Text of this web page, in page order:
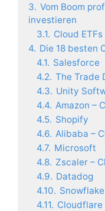
3. Vom Boom
investieren
3.1. Cloud ETFs
4. Die 18 besten
4.1. Salesforce
4.2. The Trade
4.3. Unity
4.4. Amazon –
4.5. Shopify
4.6. Alibaba –
4.7. Microsoft
4.8. Zscaler –
4.9. Datadog
4.10.
4.11. Cloudflare